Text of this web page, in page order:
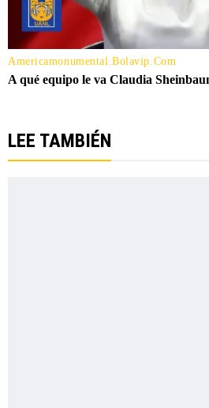
LEE TAMBIÉN